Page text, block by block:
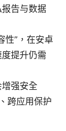
告与数据
性”，在安卓
提升仍需
强安全
跨应用保护